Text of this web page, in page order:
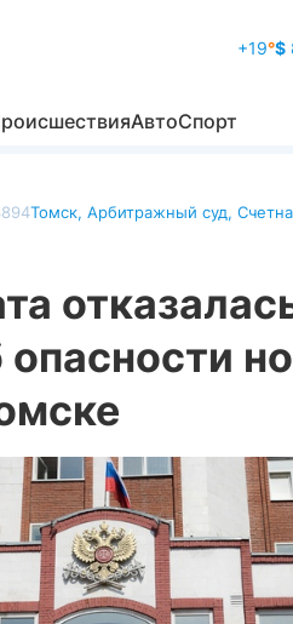
+19°$
АвтоСпорт
Томск, Арбитражный суд,
опасности